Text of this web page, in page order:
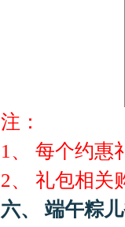
注：
1、 每个约惠
2、 礼包相关
六、端午粽